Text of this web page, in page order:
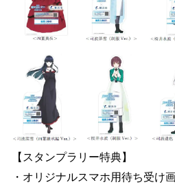
【スタンプラリー特典】
・オリジナルスマホ用待ち受け